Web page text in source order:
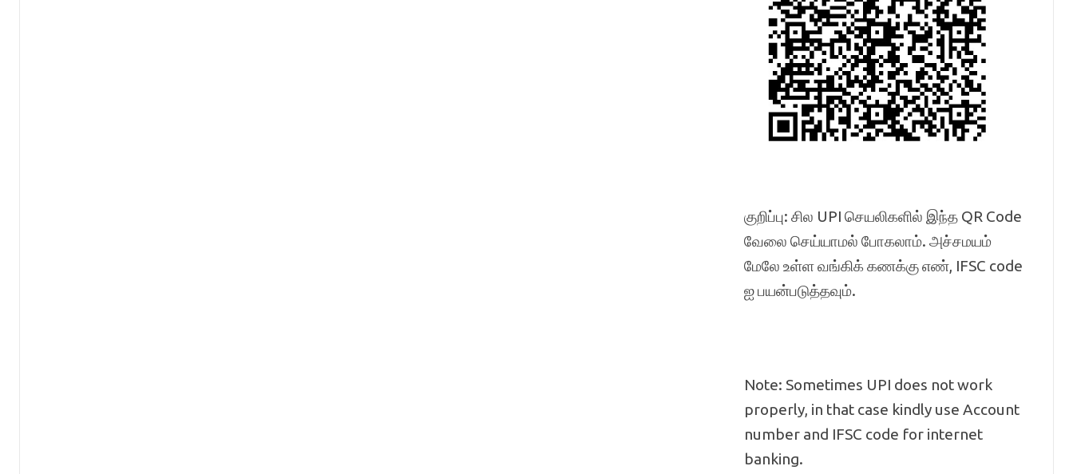
குறிப்பு: சில UPI செயலிகளில் இந்த QR Code
வேலை செய்யாமல் போகலாம். அச்சமயம்
மேலே உள்ள வங்கிக் கணக்கு எண், IFSC code
ஐ பயன்படுத்தவும்.
Note: Sometimes UPI does not work
properly, in that case kindly use Account
number and IFSC code for internet
banking.